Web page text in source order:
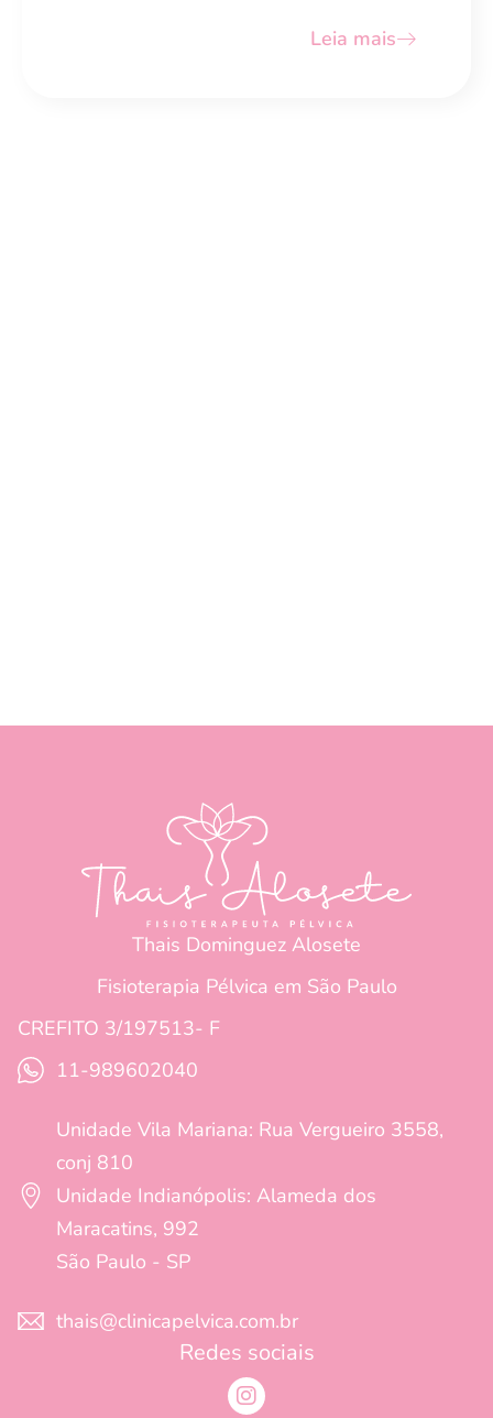
Leia mais
Thais Dominguez Alosete
Fisioterapia Pélvica em São Paulo
CREFITO 3/197513- F
11-989602040
Unidade Vila Mariana: Rua Vergueiro 3558,
conj 810
Unidade Indianópolis: Alameda dos
Maracatins, 992
São Paulo - SP
thais@clinicapelvica.com.br
Redes sociais